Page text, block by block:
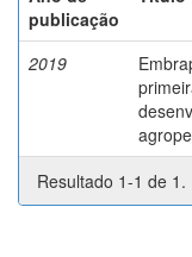
publicação
2019
Resultado 1-1 de 1.